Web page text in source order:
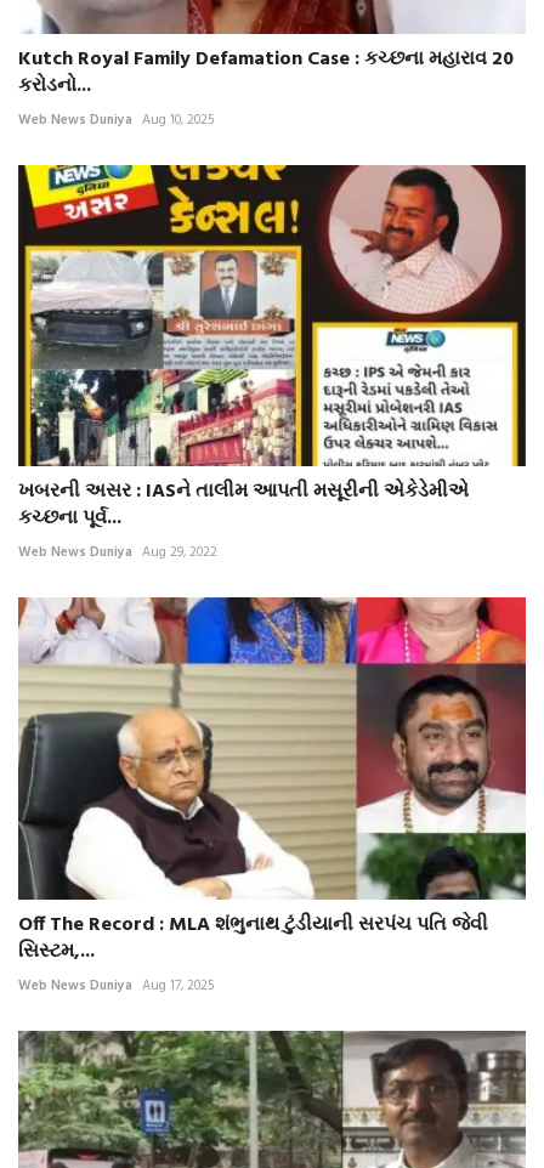
Kutch Royal Family Defamation Case : કચ્છના મહારાવ 20
કરોડનો...
Web News Duniya Aug 10, 2025
ખબરની અસર : IASને તાલીમ આપતી મસૂરીની એકેડેમીએ
કચ્છના પૂર્વ...
Web News Duniya Aug 29, 2022
Off The Record : MLA શંભુનાથ ટુંડીયાની સરપંચ પતિ જેવી
સિસ્ટમ,...
Web News Duniya Aug 17, 2025